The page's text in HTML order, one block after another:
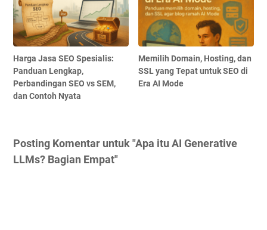
Harga Jasa SEO Spesialis:
Panduan Lengkap,
Perbandingan SEO vs SEM,
dan Contoh Nyata
Memilih Domain, Hosting, dan
SSL yang Tepat untuk SEO di
Era AI Mode
Posting Komentar untuk "Apa itu AI Generative
LLMs? Bagian Empat"